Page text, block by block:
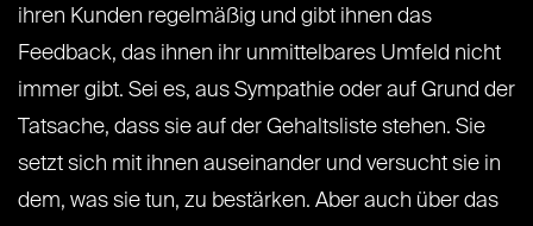
ihren Kunden regelmäßig und gibt ihnen das
Feedback, das ihnen ihr unmittelbares Umfeld nicht
immer gibt. Sei es, aus Sympathie oder auf Grund der
Tatsache, dass sie auf der Gehaltsliste stehen. Sie
setzt sich mit ihnen auseinander und versucht sie in
dem, was sie tun, zu bestärken. Aber auch über das